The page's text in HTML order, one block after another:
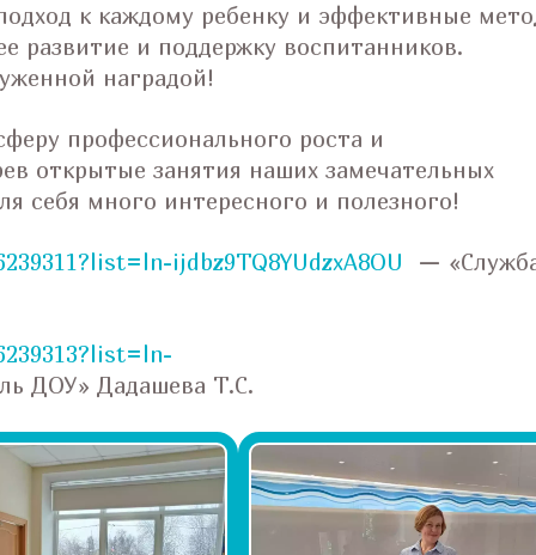
к каждому ребенку и эффективные
развитие и поддержку воспитанников.
наградой!
профессионального роста и
открытые занятия наших замечательных
себя много интересного и полезного!
ijdbz9TQ8YUdzxA8OU —
ДОУ» Дадашева Т.С.